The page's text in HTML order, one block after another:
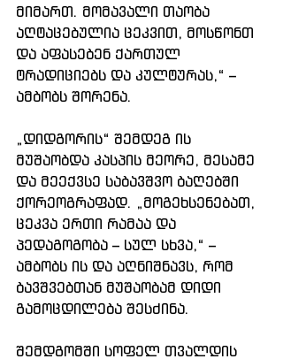
მიმართ. მომავალი თაობა
აღტაცებულია ცეკვით, მოსწონთ
და აფასებენ ქართულ
ტრადიციებს და კულტურას,“ –
ამბობს შორენა.
„დიდგორის“ შემდეგ ის
მუშაობდა კასპის მეორე, მესამე
და მეექვსე საბავშვო ბაღებში
ქორეოგრაფად. „მოგეხსენებათ,
ცეკვა ერთი რამაა და
პედაგოგობა – სულ სხვა,“ –
ამბობს ის და აღნიშნავს, რომ
ბავშვებთან მუშაობამ დიდი
გამოცდილება შესძინა.
შემდგომში სოფელ თვალდის